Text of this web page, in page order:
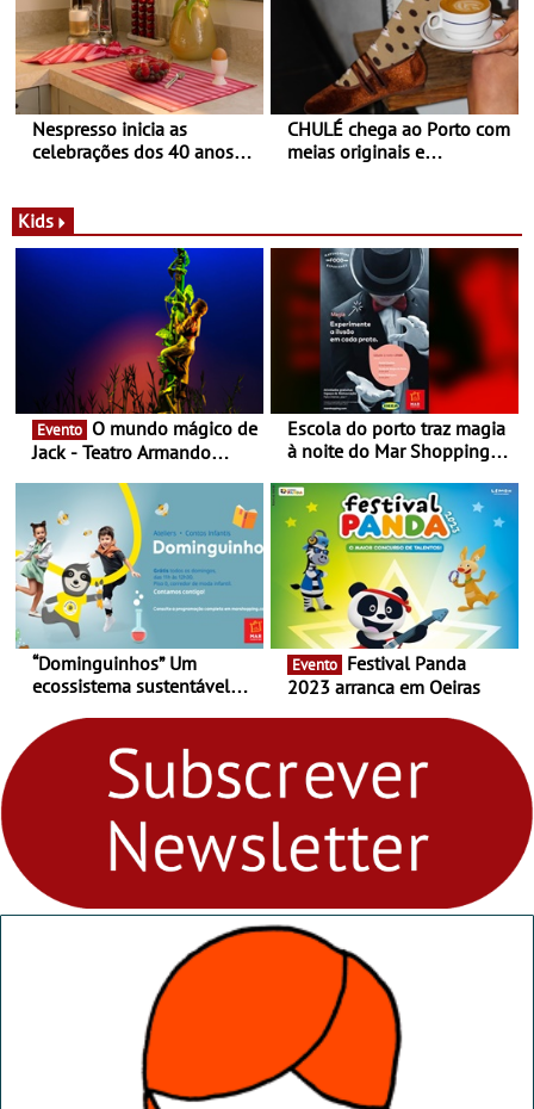
Nespresso inicia as
celebrações dos 40 anos
Novas - Edição limitada
Nespresso x Torres Novas
CHULÉ chega ao Porto com
meias originais e
Shopping
Kids
Evento
Jack - Teatro Armando
Escola do porto traz magia
à noite do Mar Shopping
29 de abril, às 21h00
“Dominguinhos” Um
ecossistema sustentável
fores - Atelier de Educação
Ambiental nos
“Dominguinhos” de 23 de
Evento
2023 arranca em Oeiras